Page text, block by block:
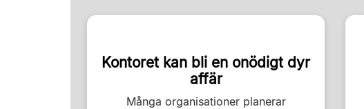
Kontoret kan bli en onödigt dyr
affär
Många organisationer planerar